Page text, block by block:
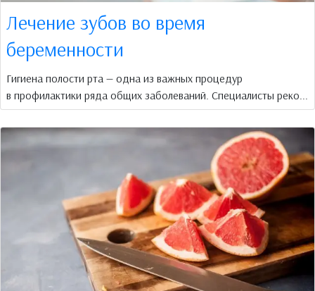
Лечение зубов во время
беременности
Гигиена полости рта — одна из важных процедур
в профилактики ряда общих заболеваний. Специалисты реко...